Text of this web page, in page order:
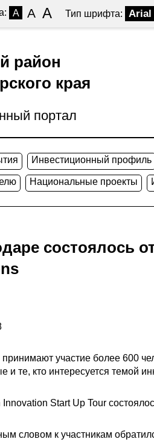
A A A Тип шрифта: Arial
район
края
портал
Инвестиционный профиль
Национальные проекты
состоялось
участие более 600
и те, кто интересуется темой
Start Up Tour
словом к участникам